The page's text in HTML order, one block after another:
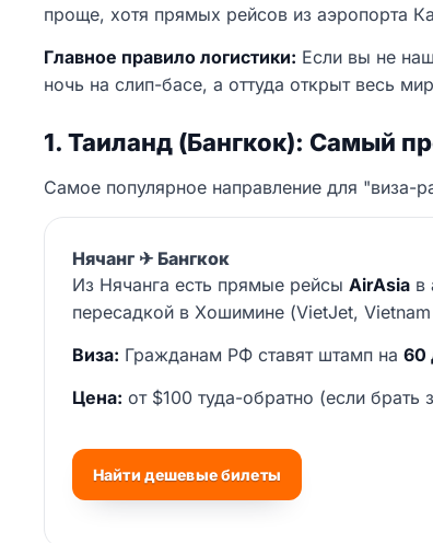
проще, хотя прямых рейсов из аэропорта
Главное правило логистики: Если вы не
ночь на слип-басе, а оттуда открыт весь
1. Таиланд (Бангкок): Самый
Самое популярное направление для "виза-
Нячанг ✈ Бангкок
Из Нячанга есть прямые рейсы AirAsia в
пересадкой в Хошимине (VietJet,
Виза: Гражданам РФ ставят штамп на 60
Цена: от $100 туда-обратно (если брать
Найти дешевые билеты